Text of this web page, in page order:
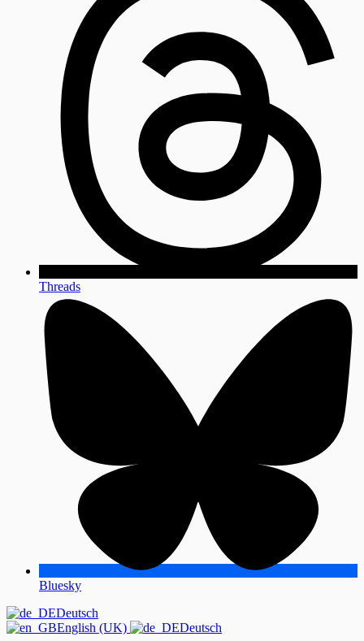
Threads
Bluesky
Deutsch
English (UK)
Deutsch